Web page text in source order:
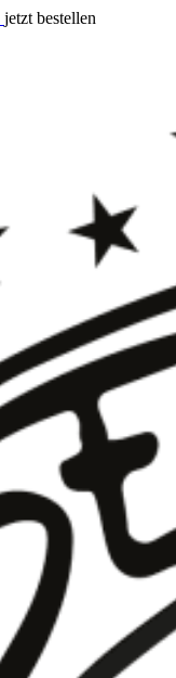
jetzt bestellen